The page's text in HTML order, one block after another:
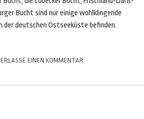
Bucht sind nur einige wohlklingende
der deutschen Ostseeküste befinden.
EINEN KOMMENTAR